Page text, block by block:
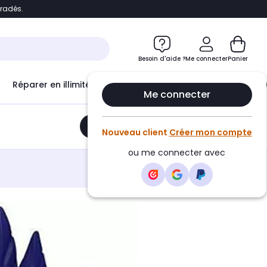
Accéder directement au chatbot
Besoin d'aide ?Me connecter
Me connecter
Nouveau client Créer mon compte
ou me connecter avec
Panier
Réparer en illimité avec Le Club Infinity
Ajouter au panier